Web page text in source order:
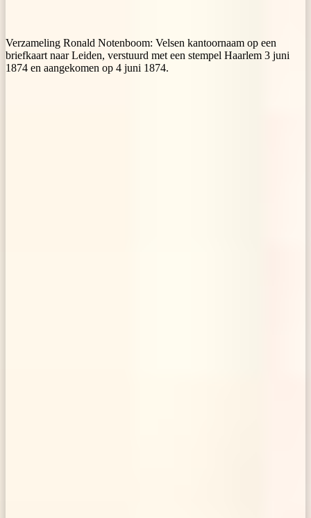
Verzameling Ronald Notenboom: Velsen kantoornaam op een
briefkaart naar Leiden, verstuurd met een stempel Haarlem 3 juni
1874 en aangekomen op 4 juni 1874.